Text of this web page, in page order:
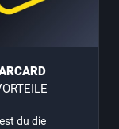
du die